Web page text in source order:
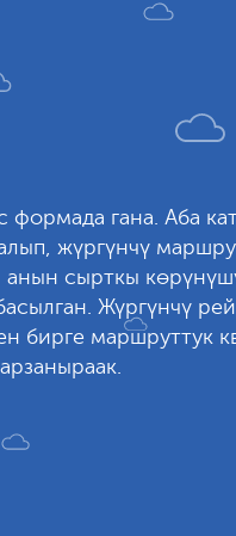
формада гана. Аба
жүргүнчү
анын сырткы
Жүргүнчү
бирге маршруттук